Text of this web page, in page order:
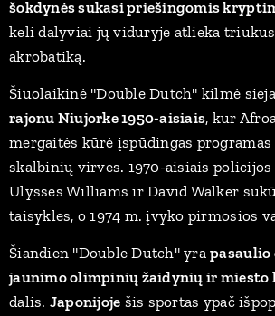
šokdynės sukasi priešingomis
keli dalyviai jų viduryje atlieka
akrobatiką.
Šiuolaikinė "Double Dutch" kilmė
rajonu Niujorke 1950-aisiais, kur
mergaitės kūrė įspūdingas programas
skalbinių virves. 1970-aisiais
Ulysses Williams ir David Walker
taisykles, o 1974 m. įvyko pirmosios
Šiandien "Double Dutch" yrapasaulio
jaunimo olimpinių žaidynių ir miesto
dalis. Japonijoje šis sportas ypač